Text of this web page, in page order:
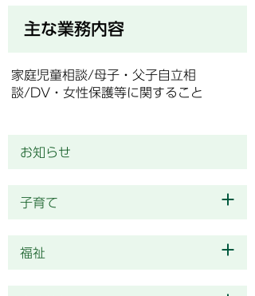
主な業務内容
家庭児童相談/母子・父子自立相
談/DV・女性保護等に関すること
お知らせ
子育て
福祉